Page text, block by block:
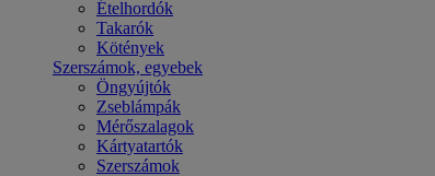
Ételhordók
Takarók
Kötények
Szerszámok, egyebek
Öngyújtók
Zseblámpák
Mérőszalagok
Kártyatartók
Szerszámok